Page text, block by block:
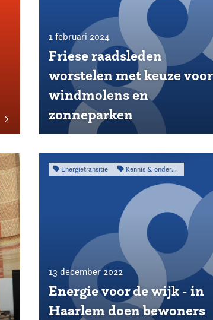
1 februari 2024
Friese raadsleden
worstelen met keuze voor
windmolens en
zonneparken
Energietransitie Kennis & onderzoek
13 december 2022
Energie voor de wijk - in
Haarlem doen bewoners